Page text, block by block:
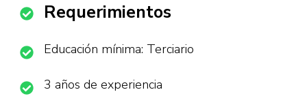
Requerimientos
Educación mínima: Terciario
3 años de experiencia